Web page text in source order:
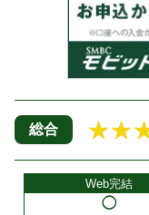
総合
Web完結
◯